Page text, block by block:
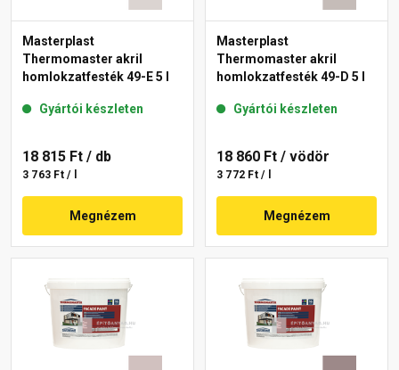
Masterplast
Thermomaster akril
homlokzatfesték 49-E 5 l
Gyártói készleten
18 815 Ft / db
3 763 Ft / l
Megnézem
Masterplast
Thermomaster akril
homlokzatfesték 49-D 5 l
Gyártói készleten
18 860 Ft / vödör
3 772 Ft / l
Megnézem